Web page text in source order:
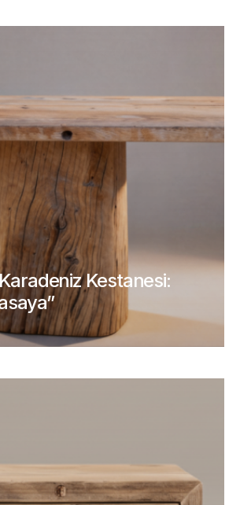
Karadeniz Kestanesi: